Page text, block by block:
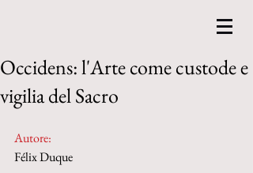
Occidens: l'Arte come custode e
vigilia del Sacro
Autore:
Félix Duque